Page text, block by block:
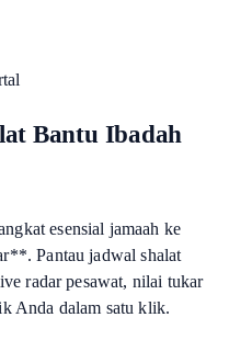
Bantu Ibadah
esensial jamaah ke
Pantau jadwal shalat
radar pesawat, nilai tukar
Anda dalam satu klik.